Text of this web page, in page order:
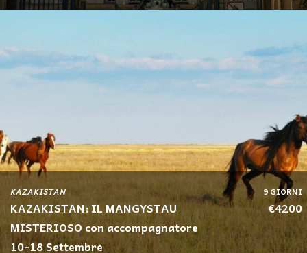
KAZAKISTAN
KAZAKISTAN: IL MANGYSTAU
MISTERIOSO con accompagnatore
10-18 Settembre
9 GIORNI
€4200